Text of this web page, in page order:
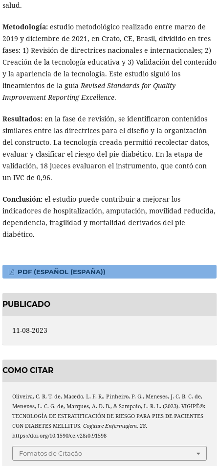
salud.
Metodología: estudio metodológico realizado entre marzo de
2019 y diciembre de 2021, en Crato, CE, Brasil, dividido en tres
fases: 1) Revisión de directrices nacionales e internacionales; 2)
Creación de la tecnología educativa y 3) Validación del contenido
y la apariencia de la tecnología. Este estudio siguió los
lineamientos de la guíaRevised Standards for Quality
Improvement Reporting Excellence.
Resultados: en la fase de revisión, se identificaron contenidos
similares entre las directrices para el diseño y la organización
del constructo. La tecnología creada permitió recolectar datos,
evaluar y clasificar el riesgo del pie diabético. En la etapa de
validación, 18 jueces evaluaron el instrumento, que contó con
un IVC de 0,96.
Conclusión: el estudio puede contribuir a mejorar los
indicadores de hospitalización, amputación, movilidad reducida,
dependencia, fragilidad y mortalidad derivados del pie
diabético.
PDF (ESPAÑOL (ESPAÑA))
PUBLICADO
11-08-2023
COMO CITAR
Oliveira, C. R. T. de, Macedo, L. F. R., Pinheiro, P. G., Meneses, J. C. B. C. de,
Menezes, L. C. G. de, Marques, A. D. B., & Sampaio, L. R. L. (2023). VIGIPÉ®:
TECNOLOGÍA DE ESTRATIFICACIÓN DE RIESGO PARA PIES DE PACIENTES
CON DIABETES MELLITUS. Cogitare Enfermagem, 28.
https://doi.org/10.1590/ce.v28i0.91598
Fomatos de Citação